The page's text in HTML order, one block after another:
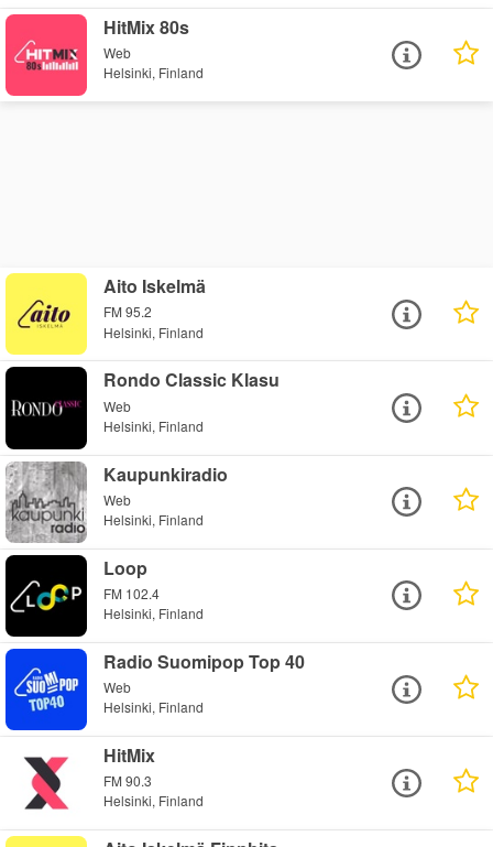
HitMix 80s
Web
Helsinki, Finland
Aito Iskelmä
FM 95.2
Helsinki, Finland
Rondo Classic Klasu
Web
Helsinki, Finland
Kaupunkiradio
Web
Helsinki, Finland
Loop
FM 102.4
Helsinki, Finland
Radio Suomipop Top 40
Web
Helsinki, Finland
HitMix
FM 90.3
Helsinki, Finland